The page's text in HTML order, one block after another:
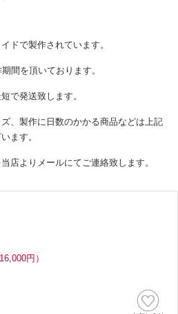
ドで製作されています。
間を頂いております。
で発送致します。
、製作に日数のかかる商品などは上記
ます。
店よりメールにてご連絡致します。
円）